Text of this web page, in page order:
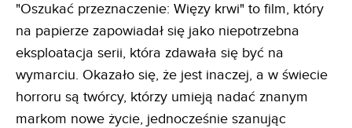
"Oszukać przeznaczenie: Więzy krwi" to film, który
na papierze zapowiadał się jako niepotrzebna
eksploatacja serii, która zdawała się być na
wymarciu. Okazało się, że jest inaczej, a w świecie
horroru są twórcy, którzy umieją nadać znanym
markom nowe życie, jednocześnie szanując